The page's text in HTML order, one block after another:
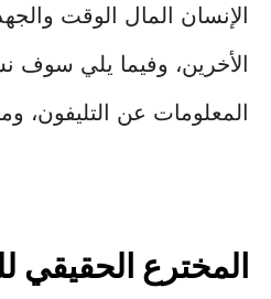
الإنسان المال الوقت
الأخرين، وفيما يلي سوف
المعلومات عن التليفون،
المخترع الحقيقي